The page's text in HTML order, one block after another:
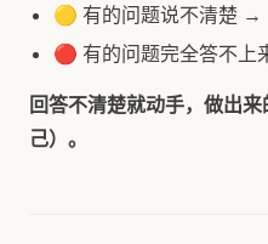
🟡 有的问题说不清楚 →
🔴 有的问题完全答不上
回答不清楚就动手，做出
己）。